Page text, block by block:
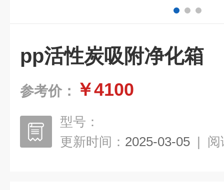
pp活性炭吸附净化箱
参考价： ￥4100
型号：
更新时间： 2025-03-05 | 阅